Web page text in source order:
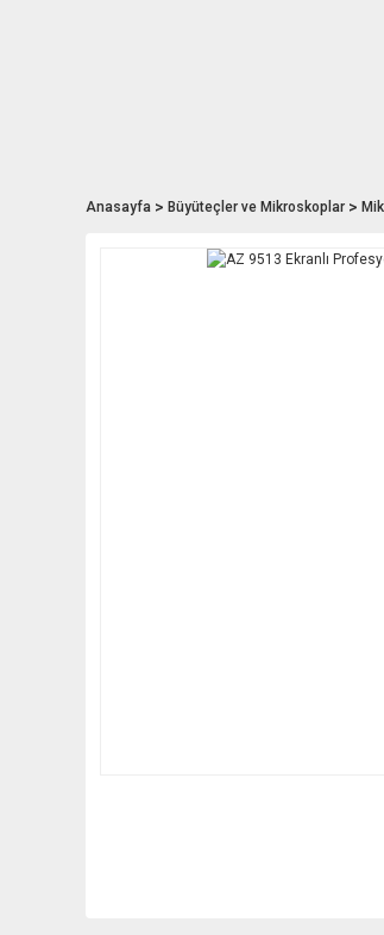
Anasayfa Büyüteçler ve Mikroskoplar